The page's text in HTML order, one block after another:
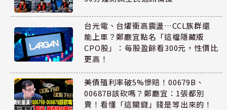
台光電、台燿衝高震盪…CCL族群還
能上車？鄭廳宜點名「這檔隱藏版
CPO股」：每股盈餘看300元，性價比
更高！
美債殖利率破5%慘賠！00679B、
00687B該砍嗎？鄭廳宜：1張都別
賣！看懂「這關鍵」錢是等出來的！